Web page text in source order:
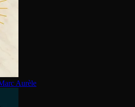
Aurèle